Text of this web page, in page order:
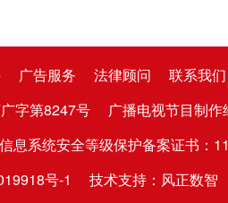
广告服务 法律顾问 联系我们
字第8247号
广播电视节目制
信息系统安全等级保护备案证书：
号-1
技术支持：风正数智